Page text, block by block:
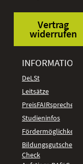
Vertrag
widerrufen
DeLSt
Leitsätze
PreisFAIRsprechen
Studieninfos
Fördermöglichkeiten
Bildungsgutschein
Check